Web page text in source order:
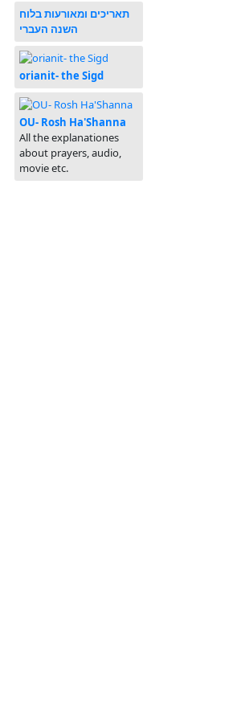
תאריכים ומאורעות בלוח
השנה העברי
orianit- the Sigd
OU- Rosh Ha'Shanna
All the explanationes
about prayers, audio,
movie etc.